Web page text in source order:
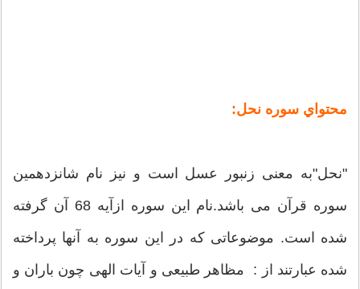
محتواي سوره نحل:
"نحل"به معنى زنبور عسل است و نيز نام شانزدهمين
سوره قرآن مى باشد.نام اين سوره ازآيه 68 آن گرفته
شده است. موضوعاتى كه در اين سوره به آنها پرداخته
شده عبارتند از : مظاهر طبيعى و آيات الهى چون باران و